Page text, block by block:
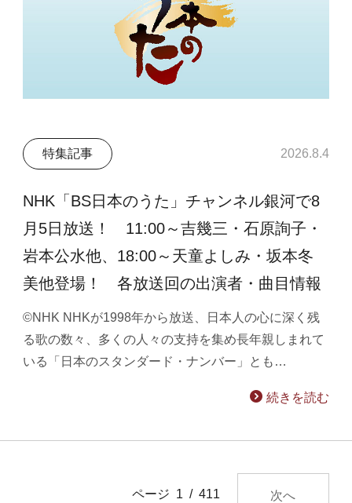
特集記事 2026.8.4
NHK「BS日本のうた」チャンネル銀河で8
月5日放送！ 11:00～吉幾三・石原詢子・
岩本公水他、18:00～天童よしみ・坂本冬
美他登場！ 各放送回の出演者・曲目情報
©NHK NHKが1998年から放送、日本人の心に深く残
る歌の数々、多くの人々の支持を集め長年親しまれて
いる「日本のスタンダード・ナンバー」とも…
続きを読む
ページ 1 / 411 次へ